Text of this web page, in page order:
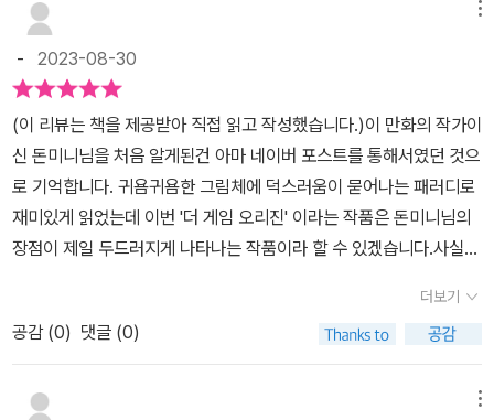
해를 얻을 수 있을 것입니다.
징 중 하나가 귀여운 그림체를 통해 게임을 설명하는 것인데,웹툰이
좀 더 간편하고 요약적이되 상세하게 정보를 전달하는 기분이 들었
다.게임쪽에 관심이 많은 사람에게는 게임에 대한 여러 새로운 사실
들을 알 수 있단 점이, 또 게임을 잘 모르는 사람들에게는 현대 판타지
설정들의 기원을 알 수 있단 점을 통해 추천할 만한 도서인듯 하다.
- 2023-08-30
(이 리뷰는 책을 제공받아 직접 읽고 작성했습니다.)이 만화의 작가이
신 돈미니님을 처음 알게된건 아마 네이버 포스트를 통해서였던 것으
로 기억합니다. 귀욤귀욤한 그림체에 덕스러움이 묻어나는 패러디로
재미있게 읽었는데 이번 '더 게임 오리진' 이라는 작품은 돈미니님의
장점이 제일 두드러지게 나타나는 작품이라 할 수 있겠습니다.사실
때문에, 게임 관련 요소는 보통 D&D와 톨킨을 찍으면 된다는 것을
알고 있었습니다. 이런 반복적인 내용을 어떻게 재미있게 풀어나갈지
에 대해 우려가 있었지만, 작가님은 이를 본인의 장기인 패러디를 적
재적소에 활용하며 풀어나갔습니다. 게임쪽 설정에 관심이 많으시고,
더보기
공감 (0) 댓글 (0)